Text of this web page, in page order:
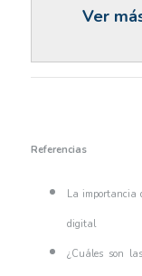
Ver
Referencias
La importancia
digital
¿Cuáles son